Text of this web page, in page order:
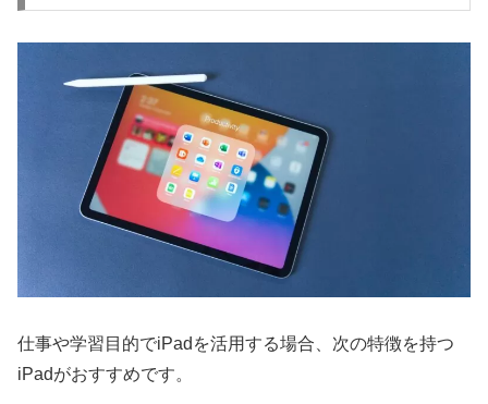
仕事や学習目的でiPadを活用する場合、次の特徴を持つ
iPadがおすすめです。